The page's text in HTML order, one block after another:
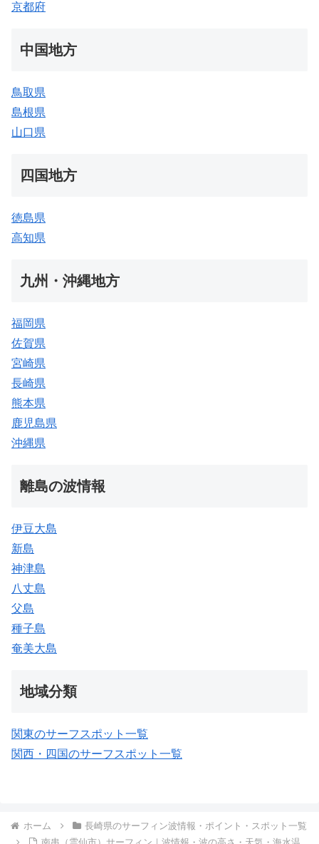
京都府
中国地方
鳥取県
島根県
山口県
四国地方
徳島県
高知県
九州・沖縄地方
福岡県
佐賀県
宮崎県
長崎県
熊本県
鹿児島県
沖縄県
離島の波情報
伊豆大島
新島
神津島
八丈島
父島
種子島
奄美大島
地域分類
関東のサーフスポット一覧
関西・四国のサーフスポット一覧
ホーム
長崎県のサーフィン波情報・ポイント・スポット一覧